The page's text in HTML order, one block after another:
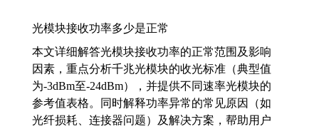
光模块接收功率多少是正常
本文详细解答光模块接收功率的正常范围及影响
因素，重点分析千兆光模块的收光标准（典型值
为-3dBm至-24dBm），并提供不同速率光模块的
参考值表格。同时解释功率异常的常见原因（如
光纤损耗、连接器问题）及解决方案，帮助用户